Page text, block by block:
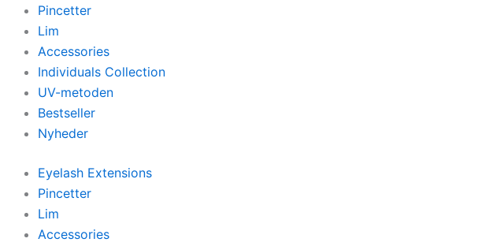
Pincetter
Lim
Accessories
Individuals Collection
UV-metoden
Bestseller
Nyheder
Eyelash Extensions
Pincetter
Lim
Accessories